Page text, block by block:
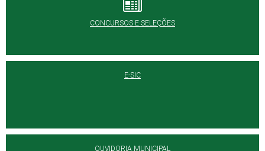
CONCURSOS E SELEÇÕES
E-SIC
OUVIDORIA MUNICIPAL